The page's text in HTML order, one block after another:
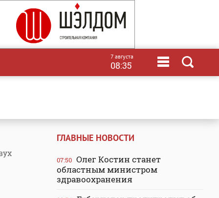
7 августа
08:35
ГЛАВНЫЕ НОВОСТИ
07:50 Олег Костин станет
областным министром
здравоохранения